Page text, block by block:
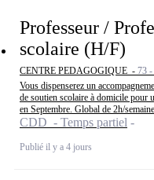
Professeur /
scolaire (H/F)
CENTRE PEDAGOGIQUE - 73
Vous dispenserez un
de soutien scolaire à domicile pour
en Septembre. Global de 2h/
CDD - Temps partiel
Publié il y a 4 jours